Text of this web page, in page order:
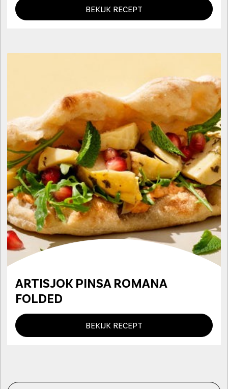
BEKIJK RECEPT
ARTISJOK PINSA ROMANA
FOLDED
BEKIJK RECEPT